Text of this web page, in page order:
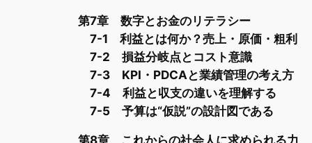
第7章 数字とお金のリテラシー
7-1 利益とは何か？売上・原価・粗利
7-2 損益分岐点とコスト意識
7-3 KPI・PDCAと業績管理の考え方
7-4 利益と収支の違いを理解する
7-5 予算は“仮説”の設計図である